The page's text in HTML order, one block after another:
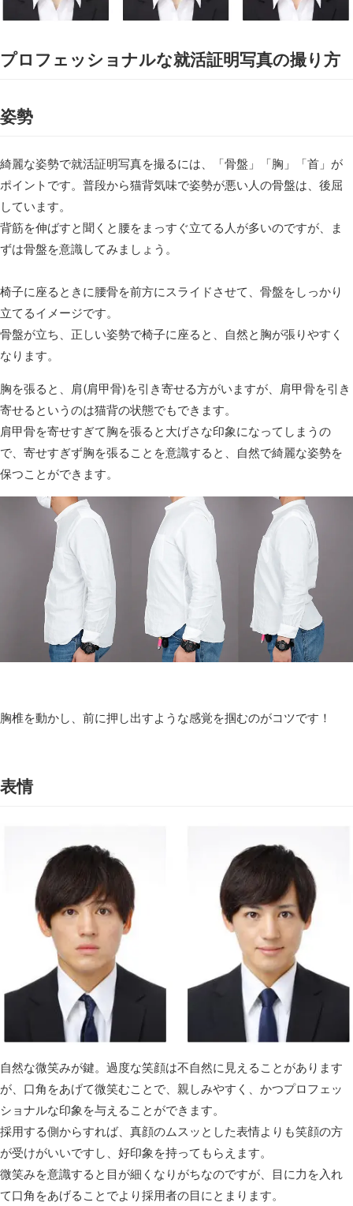
プロフェッショナルな就活証明写真の撮り方
姿勢
綺麗な姿勢で就活証明写真を撮るには、「骨盤」「胸」「首」が
ポイントです。普段から猫背気味で姿勢が悪い人の骨盤は、後屈
しています。
背筋を伸ばすと聞くと腰をまっすぐ立てる人が多いのですが、ま
ずは骨盤を意識してみましょう。
椅子に座るときに腰骨を前方にスライドさせて、骨盤をしっかり
立てるイメージです。
骨盤が立ち、正しい姿勢で椅子に座ると、自然と胸が張りやすく
なります。
胸を張ると、肩(肩甲骨)を引き寄せる方がいますが、肩甲骨を引き
寄せるというのは猫背の状態でもできます。
肩甲骨を寄せすぎて胸を張ると大げさな印象になってしまうの
で、寄せすぎず胸を張ることを意識すると、自然で綺麗な姿勢を
保つことができます。
胸椎を動かし、前に押し出すような感覚を掴むのがコツです！
表情
自然な微笑みが鍵。過度な笑顔は不自然に見えることがあります
が、口角をあげて微笑むことで、親しみやすく、かつプロフェッ
ショナルな印象を与えることができます。
採用する側からすれば、真顔のムスッとした表情よりも笑顔の方
が受けがいいですし、好印象を持ってもらえます。
微笑みを意識すると目が細くなりがちなのですが、目に力を入れ
て口角をあげることでより採用者の目にとまります。